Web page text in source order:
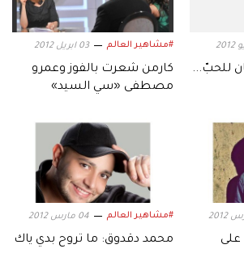
للحبّ...
#مشاهير العالم 03 ابريل 2012
كارمن شعرت بالفوز وعمرو
مصطفى «سي السيد»
#مشاهير العالم 04 مارس 2012
محمد دقدوق: ما تروح بدي ياك